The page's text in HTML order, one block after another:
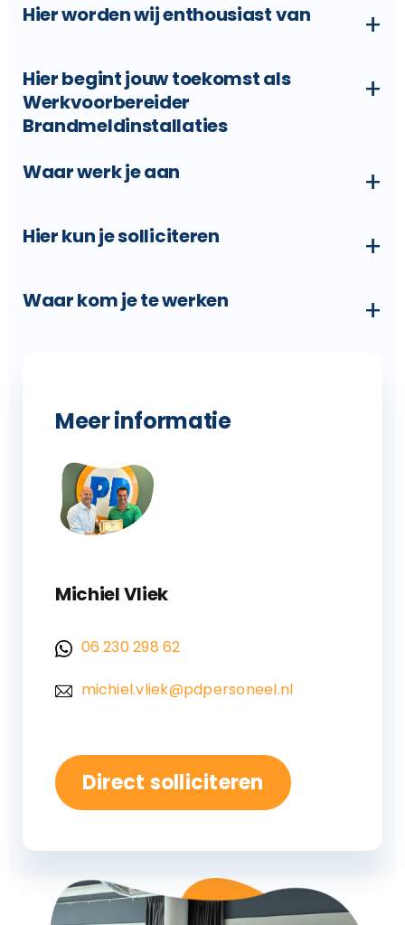
Hier worden wij enthousiast van +
Hier begint jouw toekomst als
Werkvoorbereider
Brandmeldinstallaties
+
Waar werk je aan +
Hier kun je solliciteren +
Waar kom je te werken +
Meer informatie
Michiel Vliek
06 230 298 62
michiel.vliek@pdpersoneel.nl
Direct solliciteren